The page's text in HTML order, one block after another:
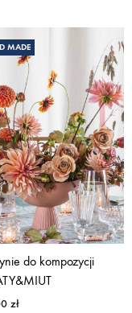
MADE
do kompozycji
zł